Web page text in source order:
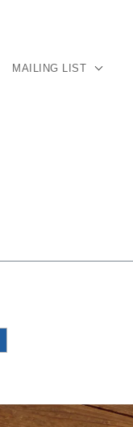
MAILING LIST